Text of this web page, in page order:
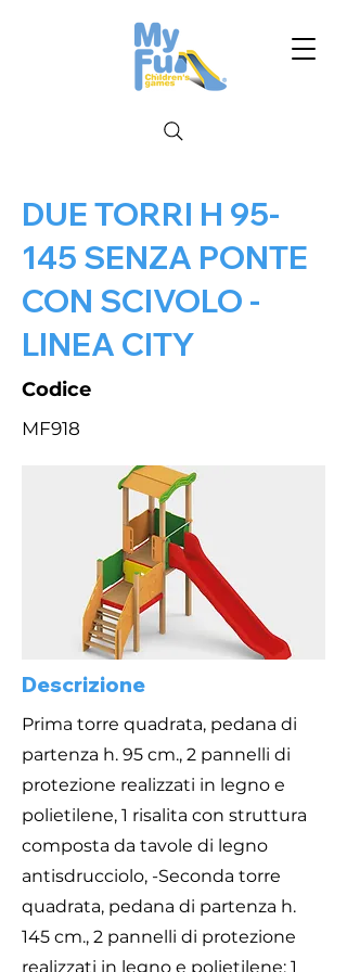
DUE TORRI H 95-
145 SENZA PONTE
CON SCIVOLO -
LINEA CITY
Codice
MF918
Descrizione
Prima torre quadrata, pedana di
partenza h. 95 cm., 2 pannelli di
protezione realizzati in legno e
polietilene, 1 risalita con struttura
composta da tavole di legno
antisdrucciolo, -Seconda torre
quadrata, pedana di partenza h.
145 cm., 2 pannelli di protezione
realizzati in legno e polietilene; 1